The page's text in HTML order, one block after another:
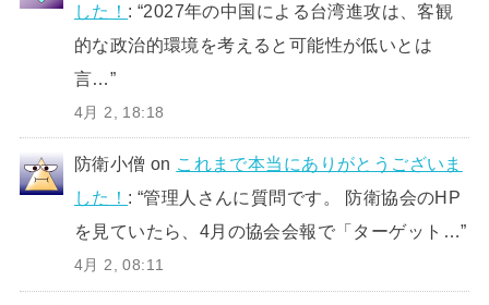
した！ : “2027年の中国による台湾進攻は、客観
的な政治的環境を考えると可能性が低いとは
言…”
4月 2, 18:18
防衛小僧 on これまで本当にありがとうございま
した！ : “管理人さんに質問です。 防衛協会のHP
を見ていたら、4月の協会会報で「ターゲット…”
4月 2, 08:11